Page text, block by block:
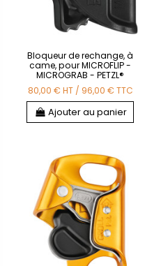
Bloqueur de rechange, à
came, pour MICROFLIP -
MICROGRAB - PETZL®
80,00 €HT / 96,00 €TTC
Ajouter au panier